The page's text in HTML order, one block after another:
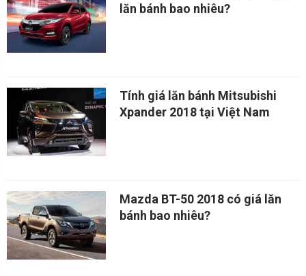
lăn bánh bao nhiêu?
Tính giá lăn bánh Mitsubishi
Xpander 2018 tại Việt Nam
Mazda BT-50 2018 có giá lăn
bánh bao nhiêu?